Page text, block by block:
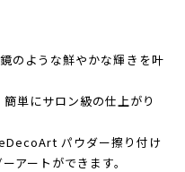
のような鮮やかな輝きを叶
単にサロン級の仕上がり
パウダー擦り付け
アートができます。